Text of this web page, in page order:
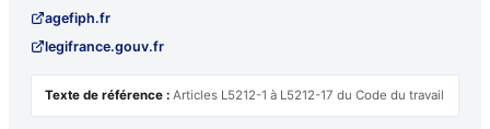
agefiph.fr
legifrance.gouv.fr
Texte de référence : Articles L5212-1 à L5212-17 du Code du travail